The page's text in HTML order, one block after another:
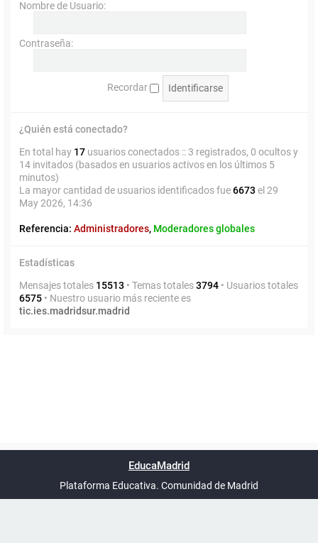
Nombre de Usuario:
Contraseña:
Recordar
¿Quién está conectado?
En total hay 17 usuarios conectados :: 3 registrados, 0 ocultos y
14 invitados (basados en usuarios activos en los últimos 5
minutos)
La mayor cantidad de usuarios identificados fue6673 el 29
May 2026, 14:36
Referencia: Administradores, Moderadores globales
Estadísticas
Mensajes totales 15513 • Temas totales3794 • Usuarios totales
6575 • Nuestro usuario más reciente es
tic.ies.madridsur.madrid
UTC+02:00
phpBB España
EducaMadrid
Plataforma Educativa. Comunidad de Madrid